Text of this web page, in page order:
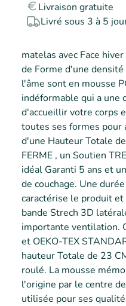
Livraison gratuite
Livré sous 3 à 5
matelas avec Face
de Forme d'une
l'âme sont en mousse
indéformable qui a une
d'accueillir votre corps
toutes ses formes pour
d'une Hauteur Totale
FERME , un Soutien
idéal Garanti 5 ans et
de couchage. Une
caractérise le produit
bande Strech 3D
importante ventilation.
et OEKO-TEX
hauteur Totale de 23
roulé. La mousse
l'origine par le centre
utilisée pour ses